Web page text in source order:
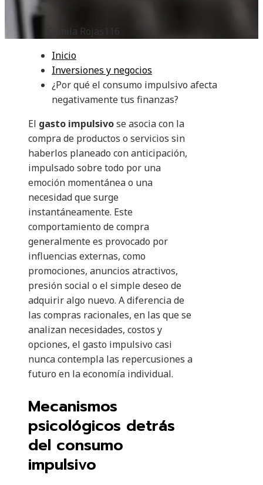
Camila Rojas
Inicio
Inversiones y negocios
¿Por qué el consumo impulsivo afecta
negativamente tus finanzas?
El gasto impulsivose asocia con la
compra de productos o servicios sin
haberlos planeado con anticipación,
impulsado sobre todo por una
emoción momentánea o una
necesidad que surge
instantáneamente. Este
comportamiento de compra
generalmente es provocado por
influencias externas, como
promociones, anuncios atractivos,
presión social o el simple deseo de
adquirir algo nuevo. A diferencia de
las compras racionales, en las que se
analizan necesidades, costos y
opciones, el gasto impulsivo casi
nunca contempla las repercusiones a
futuro en la economía individual.
Mecanismos
psicológicos detrás
del consumo
impulsivo